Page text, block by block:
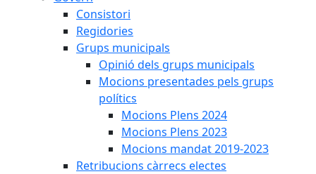
Consistori
Regidories
Grups municipals
Opinió dels grups municipals
Mocions presentades pels grups
polítics
Mocions Plens 2024
Mocions Plens 2023
Mocions mandat 2019-2023
Retribucions càrrecs electes